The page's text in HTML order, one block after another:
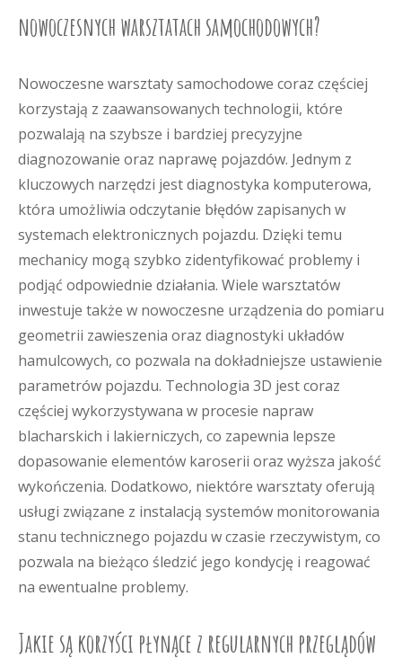
nowoczesnych warsztatach samochodowych?
Nowoczesne warsztaty samochodowe coraz częściej
korzystają z zaawansowanych technologii, które
pozwalają na szybsze i bardziej precyzyjne
diagnozowanie oraz naprawę pojazdów. Jednym z
kluczowych narzędzi jest diagnostyka komputerowa,
która umożliwia odczytanie błędów zapisanych w
systemach elektronicznych pojazdu. Dzięki temu
mechanicy mogą szybko zidentyfikować problemy i
podjąć odpowiednie działania. Wiele warsztatów
inwestuje także w nowoczesne urządzenia do pomiaru
geometrii zawieszenia oraz diagnostyki układów
hamulcowych, co pozwala na dokładniejsze ustawienie
parametrów pojazdu. Technologia 3D jest coraz
częściej wykorzystywana w procesie napraw
blacharskich i lakierniczych, co zapewnia lepsze
dopasowanie elementów karoserii oraz wyższa jakość
wykończenia. Dodatkowo, niektóre warsztaty oferują
usługi związane z instalacją systemów monitorowania
stanu technicznego pojazdu w czasie rzeczywistym, co
pozwala na bieżąco śledzić jego kondycję i reagować
na ewentualne problemy.
Jakie są korzyści płynące z regularnych przeglądów